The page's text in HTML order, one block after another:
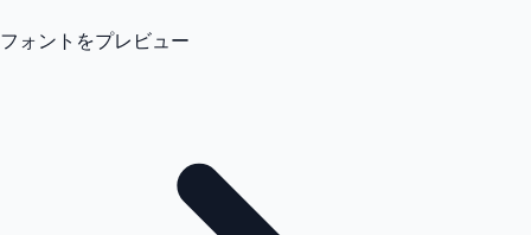
フォントをプレビュー